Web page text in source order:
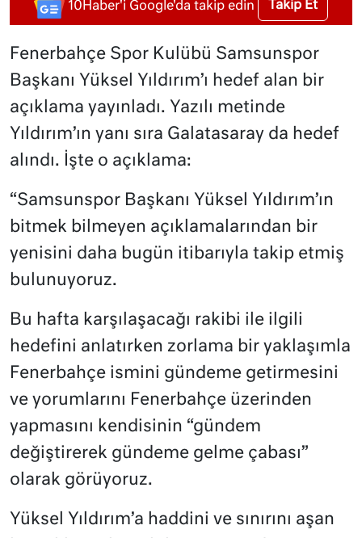
10Haber'i Google'da takip edin Takip Et
Fenerbahçe Spor Kulübü Samsunspor
Başkanı Yüksel Yıldırım’ı hedef alan bir
açıklama yayınladı. Yazılı metinde
Yıldırım’ın yanı sıra Galatasaray da hedef
alındı. İşte o açıklama:
“Samsunspor Başkanı Yüksel Yıldırım’ın
bitmek bilmeyen açıklamalarından bir
yenisini daha bugün itibarıyla takip etmiş
bulunuyoruz.
Bu hafta karşılaşacağı rakibi ile ilgili
hedefini anlatırken zorlama bir yaklaşımla
Fenerbahçe ismini gündeme getirmesini
ve yorumlarını Fenerbahçe üzerinden
yapmasını kendisinin “gündem
değiştirerek gündeme gelme çabası”
olarak görüyoruz.
Yüksel Yıldırım’a haddini ve sınırını aşan